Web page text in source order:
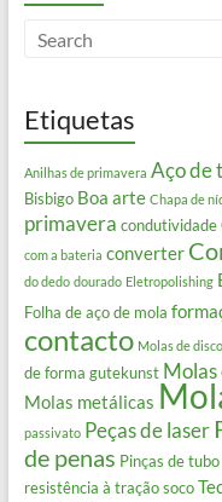
Etiquetas
Anilhas de primavera Aço de
Bisbigo Boa arte Chapa de
primavera condutividade
com a bateria converter
do dedo dourado Eletropolishing
Folha de aço de mola
contacto Molas de disco
de forma gutekunst Molas
Molas metálicas
passivato Peças de laser
de penas Pinças de tubo
resistência à tração soco